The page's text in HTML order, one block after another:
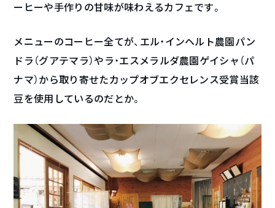
ーヒーや手作りの甘味が味わえるカフェです。
メニューのコーヒー全てが、エル・インヘルト農園パン
ドラ（グアテマラ）やラ・エスメラルダ農園ゲイシャ（パ
ナマ）から取り寄せたカップオブエクセレンス受賞当該
豆を使用しているのだとか。